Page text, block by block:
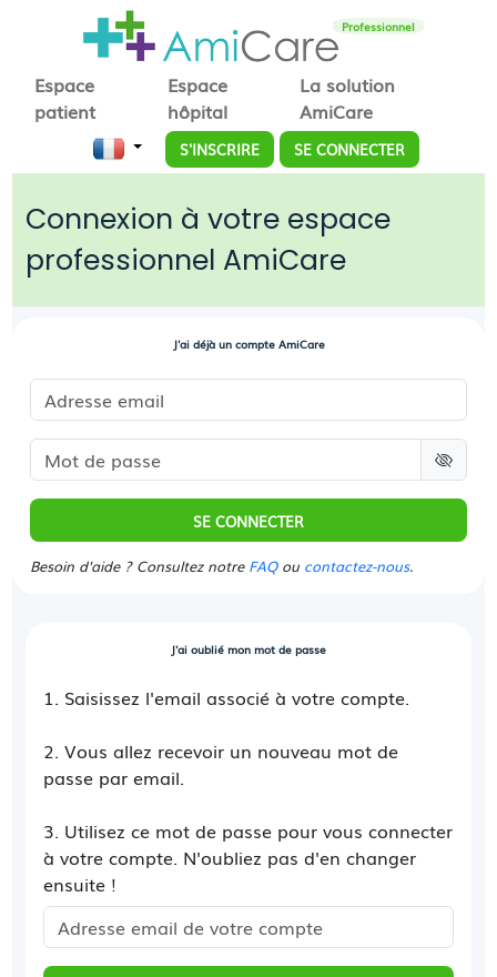
Professionnel
Espace
patient
Espace
hôpital
La solution
AmiCare
S'INSCRIRE SE CONNECTER
Connexion à votre espace
professionnel AmiCare
J'ai déjà un compte AmiCare
SE CONNECTER
Besoin d'aide ? Consultez notre FAQou contactez-nous.
J'ai oublié mon mot de passe
1. Saisissez l'email associé à votre compte.
2. Vous allez recevoir un nouveau mot de
passe par email.
3. Utilisez ce mot de passe pour vous connecter
à votre compte. N'oubliez pas d'en changer
ensuite !